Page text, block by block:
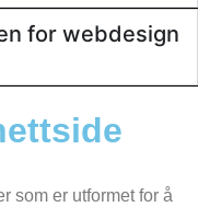
for webdesign
som er utformet for å